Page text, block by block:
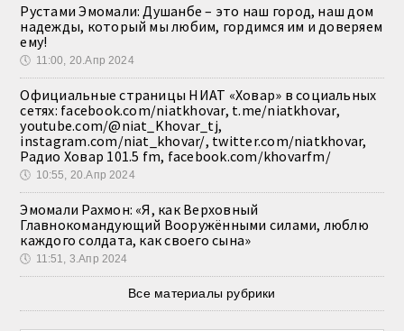
Рустами Эмомали: Душанбе – это наш город, наш дом
надежды, который мы любим, гордимся им и доверяем
ему!
🕔 11:00, 20.Апр 2024
Официальные страницы НИАТ «Ховар» в социальных
сетях: facebook.com/niatkhovar, t.me/niatkhovar,
youtube.com/@niat_Khovar_tj,
instagram.com/niat_khovar/, twitter.com/niatkhovar,
Радио Ховар 101.5 fm, facebook.com/khovarfm/
🕔 10:55, 20.Апр 2024
Эмомали Рахмон: «Я, как Верховный
Главнокомандующий Вооружёнными силами, люблю
каждого солдата, как своего сына»
🕔 11:51, 3.Апр 2024
Все материалы рубрики